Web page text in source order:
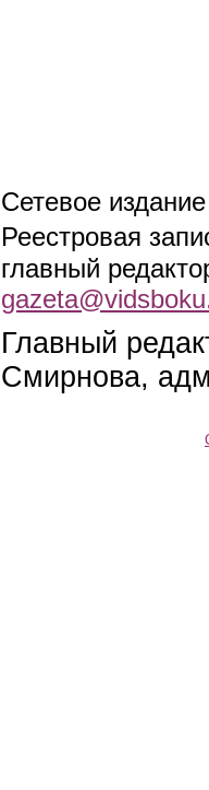
Сетевое
Реестровая
главный
Главный
Смирнова,